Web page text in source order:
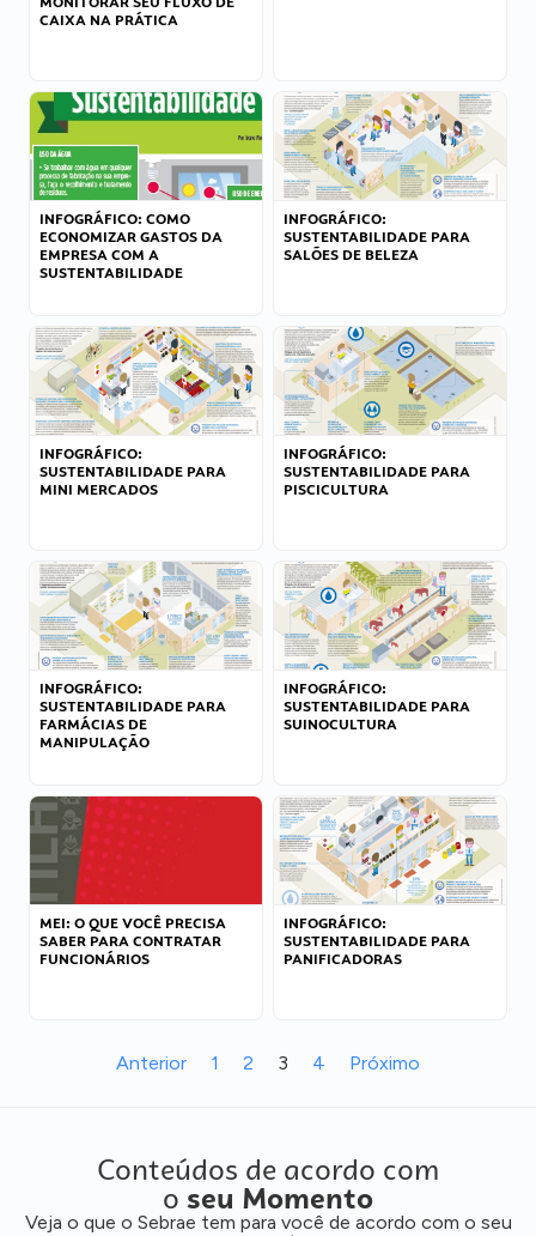
CAIXA NA PRÁTICA
INFOGRÁFICO: COMO
ECONOMIZAR GASTOS DA
EMPRESA COM A
SUSTENTABILIDADE
INFOGRÁFICO:
SUSTENTABILIDADE PARA
SALÕES DE BELEZA
INFOGRÁFICO:
SUSTENTABILIDADE PARA
MINI MERCADOS
INFOGRÁFICO:
SUSTENTABILIDADE PARA
PISCICULTURA
INFOGRÁFICO:
SUSTENTABILIDADE PARA
FARMÁCIAS DE
MANIPULAÇÃO
INFOGRÁFICO:
SUSTENTABILIDADE PARA
SUINOCULTURA
MEI: O QUE VOCÊ PRECISA
SABER PARA CONTRATAR
FUNCIONÁRIOS
INFOGRÁFICO:
SUSTENTABILIDADE PARA
PANIFICADORAS
Anterior 1 2 3 4 Próximo
Conteúdos de acordo com
o seu Momento
Veja o que o Sebrae tem para você de acordo com o seu